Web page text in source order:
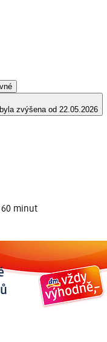
zvýšena od 22.05.2026
60 minut